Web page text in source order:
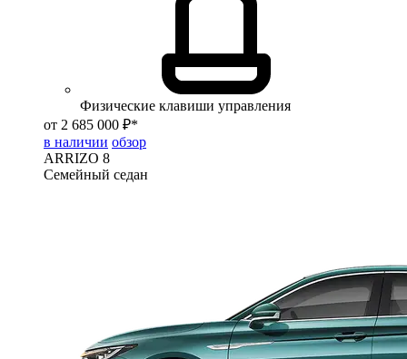
Физические клавиши управления
от 2 685 000 ₽*
в наличии обзор
ARRIZO 8
Семейный седан